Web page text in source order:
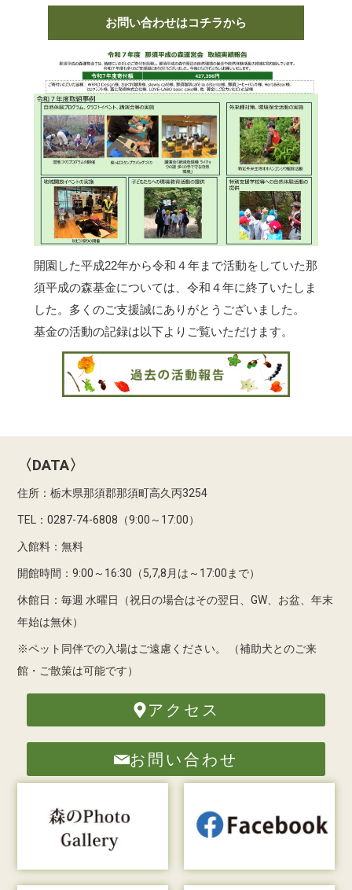
お問い合わせはコチラから
開園した平成22年から令和４年まで活動をしていた那
須平成の森基金については、令和４年に終了いたしま
した。多くのご支援誠にありがとうございました。
基金の活動の記録は以下よりご覧いただけます。
〈DATA〉
住所：栃木県那須郡那須町高久丙3254
TEL：0287-74-6808（9:00～17:00）
入館料：無料
開館時間：9:00～16:30（5,7,8月は～17:00まで）
休館日：毎週 水曜日（祝日の場合はその翌日、GW、お盆、年末
年始は無休）
※ペット同伴での入場はご遠慮ください。
（補助犬とのご来
館・ご散策は可能です）
アクセス
お問い合わせ